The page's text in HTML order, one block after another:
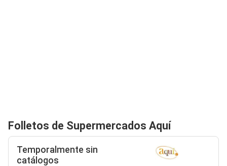
Folletos de Supermercados Aquí
Temporalmente sin
catálogos